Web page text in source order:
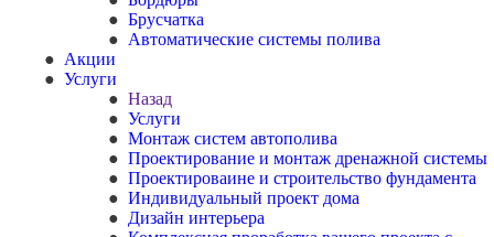
Брусчатка
Автоматические системы полива
Акции
Услуги
Назад
Услуги
Монтаж систем автополива
Проектирование и монтаж дренажной системы
Проектироваине и строительство фундамента
Индивидуальный проект дома
Дизайн интерьера